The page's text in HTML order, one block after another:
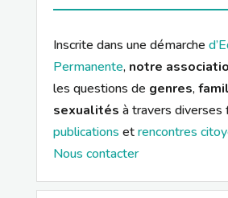
Inscrite dans une démarche
Permanente, notre
les questions de genres,
sexualités à travers diverses
publications etrencontres
Nous contacter